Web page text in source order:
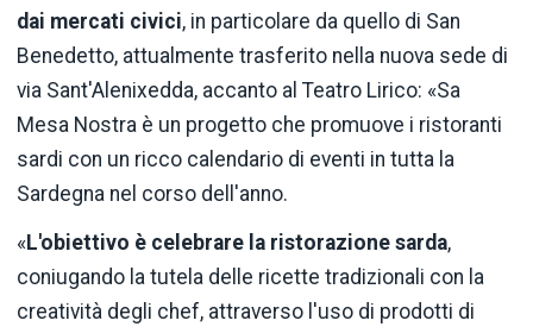
dai mercati civici, in particolare da quello di San
Benedetto, attualmente trasferito nella nuova sede di
via Sant'Alenixedda, accanto al Teatro Lirico: «Sa
Mesa Nostra è un progetto che promuove i ristoranti
sardi con un ricco calendario di eventi in tutta la
Sardegna nel corso dell'anno.
«L'obiettivo è celebrare la ristorazione sarda,
coniugando la tutela delle ricette tradizionali con la
creatività degli chef, attraverso l'uso di prodotti di